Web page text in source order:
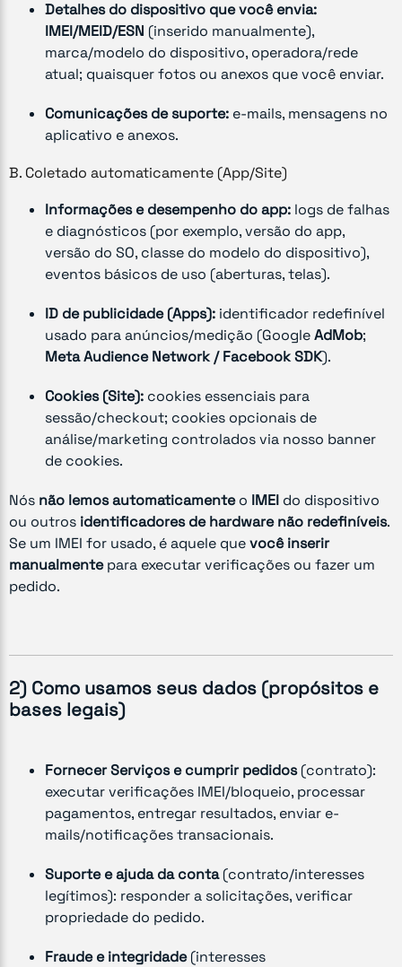
Detalhes do dispositivo que você envia:
IMEI/MEID/ESN (inserido manualmente),
marca/modelo do dispositivo, operadora/rede
atual; quaisquer fotos ou anexos que você enviar.
Comunicações de suporte: e-mails, mensagens no
aplicativo e anexos.
B. Coletado automaticamente (App/Site)
Informações e desempenho do app: logs de falhas
e diagnósticos (por exemplo, versão do app,
versão do SO, classe do modelo do dispositivo),
eventos básicos de uso (aberturas, telas).
ID de publicidade (Apps): identificador redefinível
usado para anúncios/medição (GoogleAdMob;
Meta Audience Network / Facebook SDK).
Cookies (Site): cookies essenciais para
sessão/checkout; cookies opcionais de
análise/marketing controlados via nosso banner
de cookies.
Nós não lemos automaticamenteo IMEI do dispositivo
ou outros identificadores de hardware não redefiníveis.
Se um IMEI for usado, é aquele quevocê inserir
manualmentepara executar verificações ou fazer um
pedido.
2) Como usamos seus dados (propósitos e
bases legais)
Fornecer Serviços e cumprir pedidos(contrato):
executar verificações IMEI/bloqueio, processar
pagamentos, entregar resultados, enviar e-
mails/notificações transacionais.
Suporte e ajuda da conta(contrato/interesses
legítimos): responder a solicitações, verificar
propriedade do pedido.
Fraude e integridade(interesses